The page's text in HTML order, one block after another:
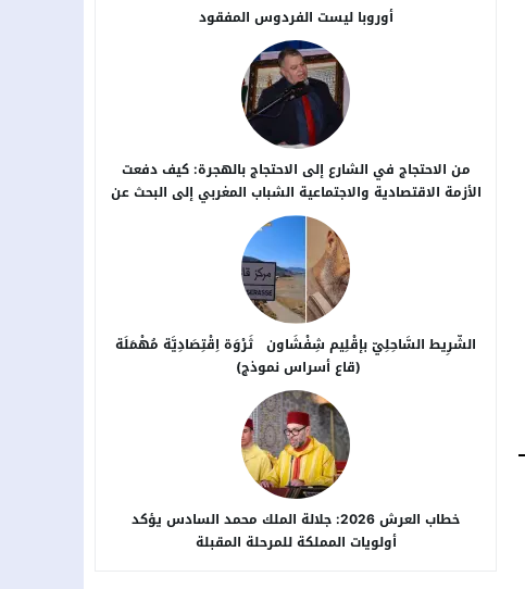
أوروبا ليست الفردوس المفقود
من الاحتجاج في الشارع إلى الاحتجاج بالهجرة: كيف دفعت
الأزمة الاقتصادية والاجتماعية الشباب المغربي إلى البحث عن
بدائل خارج الوطن؟
الشَّرِيط السَّاحِلِيّ بإقْلِيم شِفْشَاون ثَرْوَة اِقْتِصَادِيَّة مُهْمَلَة
(قاع أسراس نموذج)
خطاب العرش 2026: جلالة الملك محمد السادس يؤكد
أولويات المملكة للمرحلة المقبلة